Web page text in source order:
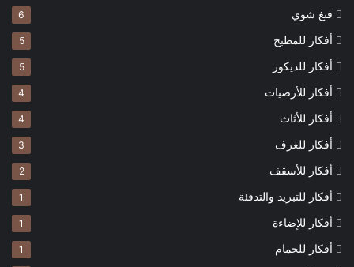
فنغ شوي 6
أفكار للمطبخ 5
أفكار للديكور 5
أفكار للأرضيات 4
أفكار للأثاث 4
أفكار للغرف 3
أفكار للأسقف 2
أفكار للتبريد والتدفئة 1
أفكار للإضاءة 1
أفكار للحمام 1